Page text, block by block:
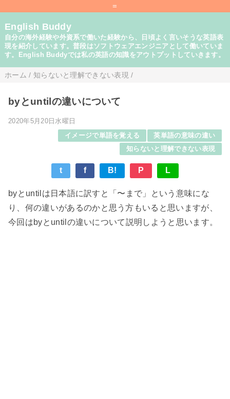
=
English Buddy
自分の海外経験や外資系で働いた経験から、日頃よく言いそうな英語表
現を紹介しています。普段はソフトウェアエンジニアとして働いていま
す。English Buddyでは私の英語の知識をアウトプットしていきます。
ホーム / 知らないと理解できない表現 /
byとuntilの違いについて
2020年5月20日水曜日
イメージで単語を覚える
英単語の意味の違い
知らないと理解できない表現
t f B! P L
byとuntilは日本語に訳すと「〜まで」という意味にな
り、何の違いがあるのかと思う方もいると思いますが、
今回はbyとuntilの違いについて説明しようと思います。